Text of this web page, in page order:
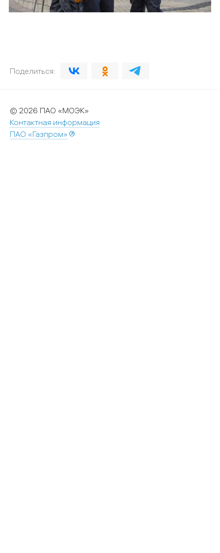
Поделиться:
© 2026 ПАО «МОЭК»
Контактная информация
ПАО «Газпром»